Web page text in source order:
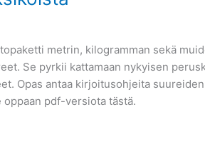
metrin, kilogramman sekä
Se pyrkii kattamaan nykyisen
Opas antaa kirjoitusohjeita
pdf-versiota tästä.